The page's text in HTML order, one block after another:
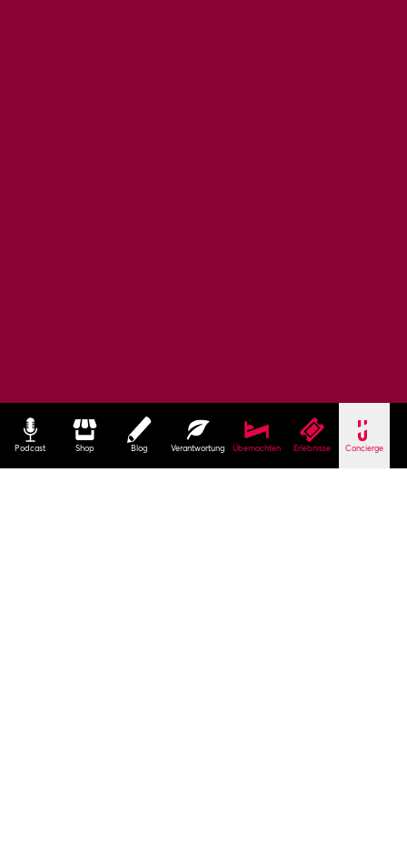
Podcast Shop Blog Verantwortung Übernachten Erlebnisse Concierge